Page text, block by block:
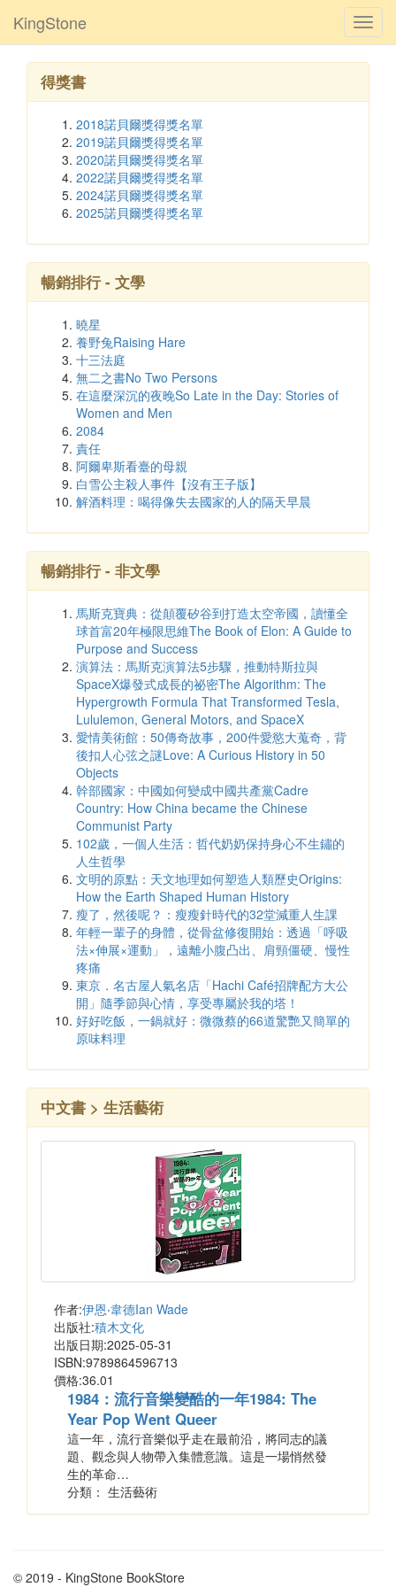
KingStone
得獎書
2018諾貝爾獎得獎名單
2019諾貝爾獎得獎名單
2020諾貝爾獎得獎名單
2022諾貝爾獎得獎名單
2024諾貝爾獎得獎名單
2025諾貝爾獎得獎名單
暢銷排行 - 文學
曉星
養野兔Raising Hare
十三法庭
無二之書No Two Persons
在這麼深沉的夜晚So Late in the Day: Stories of
Women and Men
2084
責任
阿爾卑斯看臺的母親
白雪公主殺人事件【沒有王子版】
解酒料理：喝得像失去國家的人的隔天早晨
暢銷排行 - 非文學
馬斯克寶典：從顛覆矽谷到打造太空帝國，讀懂全
球首富20年極限思維The Book of Elon: A Guide to
Purpose and Success
演算法：馬斯克演算法5步驟，推動特斯拉與
SpaceX爆發式成長的祕密The Algorithm: The
Hypergrowth Formula That Transformed Tesla,
Lululemon, General Motors, and SpaceX
愛情美術館：50傳奇故事，200件愛慾大蒐奇，背
後扣人心弦之謎Love: A Curious History in 50
Objects
幹部國家：中國如何變成中國共產黨Cadre
Country: How China became the Chinese
Communist Party
102歲，一個人生活：哲代奶奶保持身心不生鏽的
人生哲學
文明的原點：天文地理如何塑造人類歷史Origins:
How the Earth Shaped Human History
瘦了，然後呢？：瘦瘦針時代的32堂減重人生課
年輕一輩子的身體，從骨盆修復開始：透過「呼吸
法×伸展×運動」，遠離小腹凸出、肩頸僵硬、慢性
疼痛
東京．名古屋人氣名店「Hachi Café招牌配方大公
開」隨季節與心情，享受專屬於我的塔！
好好吃飯，一鍋就好：微微蔡的66道驚艷又簡單的
原味料理
中文書 > 生活藝術
作者:伊恩‧韋德Ian Wade
出版社:積木文化
出版日期:2025-05-31
ISBN:9789864596713
價格:36.01
1984：流行音樂變酷的一年1984: The
Year Pop Went Queer
這一年，流行音樂似乎走在最前沿，將同志的議
題、觀念與人物帶入集體意識。這是一場悄然發
生的革命…
分類： 生活藝術
© 2019 - KingStone BookStore